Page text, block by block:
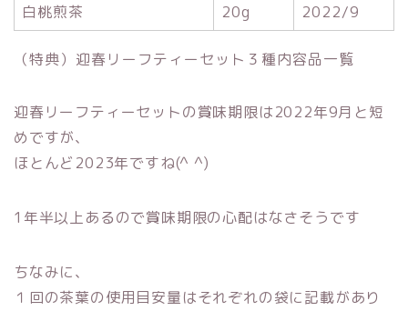
白桃煎茶
20g 2022/9
（特典）迎春リーフティーセット３種内容品一覧
迎春リーフティーセットの賞味期限は2022年9月と短
めですが、
ほとんど2023年ですね(^ ^)
1年半以上あるので賞味期限の心配はなさそうです
ちなみに、
１回の茶葉の使用目安量はそれぞれの袋に記載があり